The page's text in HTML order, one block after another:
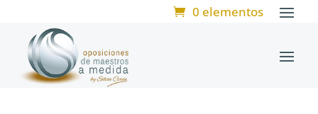
0 elementos